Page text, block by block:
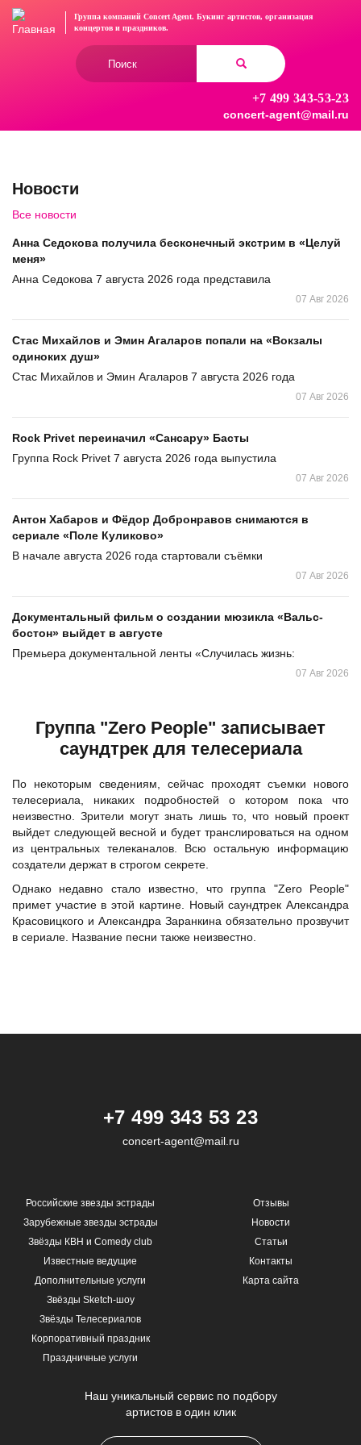
Перейти
Группа компаний Concert Agent. Букинг артистов, организация
концертови праздников.
+7 499 343-53-23
concert-agent@mail.ru
Новости
Все новости
Анна Седокова получила бесконечный экстрим в «Целуй
меня»
Анна Седокова 7 августа 2026 года представила
07 Авг 2026
Стас Михайлов и Эмин Агаларов попали на «Вокзалы
одиноких душ»
Стас Михайлов и Эмин Агаларов 7 августа 2026 года
07 Авг 2026
Rock Privet переиначил «Сансару» Басты
Группа Rock Privet 7 августа 2026 года выпустила
07 Авг 2026
Антон Хабаров и Фёдор Добронравов снимаются в
сериале «Поле Куликово»
В начале августа 2026 года стартовали съёмки
07 Авг 2026
Документальный фильм о создании мюзикла «Вальс-
бостон» выйдет в августе
Премьера документальной ленты «Случилась жизнь:
07 Авг 2026
Группа "Zero People" записывает
саундтрек для телесериала
По некоторым сведениям, сейчас проходят съемки нового
телесериала, никаких подробностей о котором пока что
неизвестно. Зрители могут знать лишь то, что новый проект
выйдет следующей весной и будет транслироваться на одном
из центральных телеканалов. Всю остальную информацию
создатели держат в строгом секрете.
Однако недавно стало известно, что группа "Zero People"
примет участие в этой картине. Новый саундтрек Александра
Красовицкого и Александра Заранкина обязательно прозвучит
в сериале. Название песни также неизвестно.
+7 499 343 53 23
concert-agent@mail.ru
Российские звезды эстрады
Зарубежные звезды эстрады
Звёзды КВН и Comedy club
Известные ведущие
Дополнительные услуги
Звёзды Sketch-шоу
Звёзды Телесериалов
Корпоративный праздник
Праздничные услуги
Отзывы
Новости
Статьи
Контакты
Карта сайта
Наш уникальный сервис по подбору
артистов в один клик